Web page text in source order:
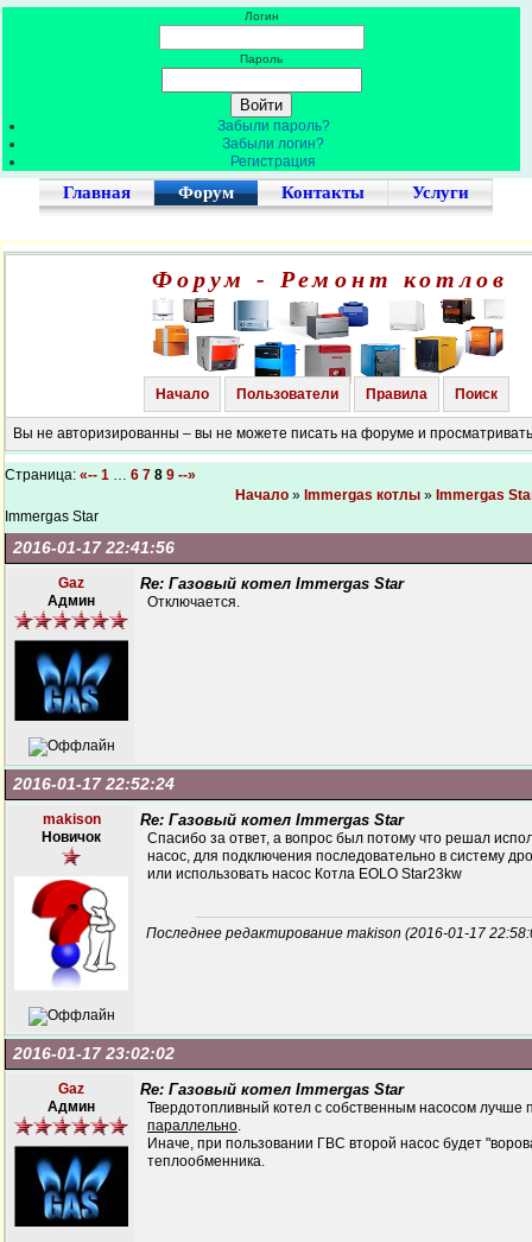
Логин
Пароль
Забыли пароль?
Забыли логин?
Регистрация
Главная Форум Контакты Услуги
Форум - Ремонт котлов
Начало Пользователи Правила Поиск
Вы не авторизированны – вы не можете писать на форуме и
Страница: «-- 1 … 6 7 8 9 --»
Начало » Immergas котлы » Immergas
Immergas Star
2016-01-17 22:41:56
Gaz
Админ
Re: Газовый котел Immergas Star
Отключается.
2016-01-17 22:52:24
makison
Новичок
Re: Газовый котел Immergas Star
Спасибо за ответ, а вопрос был потому что решал
насос, для подключения последовательно в систему
или использовать насос Котла EOLO Star23kw
Последнее редактирование makison (2016-01-17
2016-01-17 23:02:02
Gaz
Админ
Re: Газовый котел Immergas Star
Твердотопливный котел с собственным насосом лучше
параллельно.
Иначе, при пользовании ГВС второй насос будет
теплообменника.